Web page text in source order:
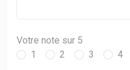
Votre note sur 5
1
2 3 4